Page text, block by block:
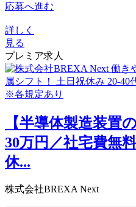
応募へ進む
詳しく
見る
プレミア求人
【半導体製造装置
30万円／社宅費無
休...
株式会社BREXA Next